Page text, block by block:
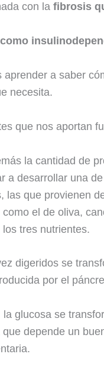
con lafibrosis
a saber
necesita.
que nos aportan
la cantidad de
a desarrollar una
las que provienen
el de oliva,
tres nutrientes.
digeridos se
por el
glucosa se
depende un